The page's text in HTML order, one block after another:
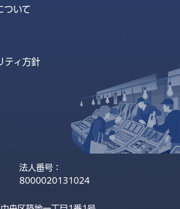
ついて
ティ方針
法人番号：
8000020131024